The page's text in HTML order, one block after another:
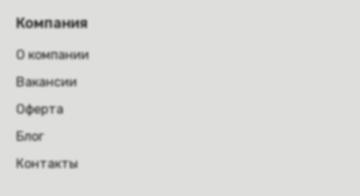
Компания
О компании
Вакансии
Оферта
Блог
Контакты